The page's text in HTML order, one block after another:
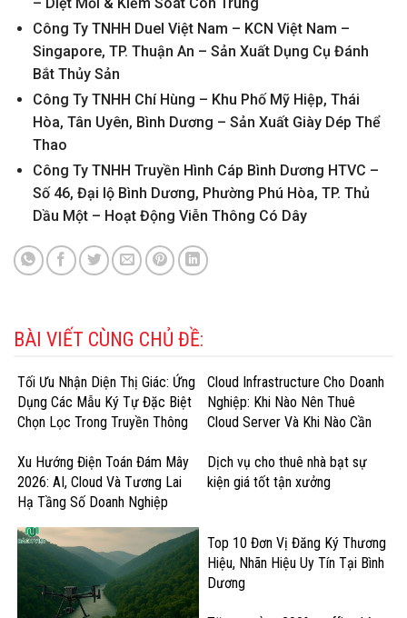
Công Ty TNHH Duel Việt Nam – KCN Việt Nam –
Singapore, TP. Thuận An – Sản Xuất Dụng Cụ Đánh
Bắt Thủy Sản
Công Ty TNHH Chí Hùng – Khu Phố Mỹ Hiệp, Thái
Hòa, Tân Uyên, Bình Dương – Sản Xuất Giày Dép Thể
Thao
Công Ty TNHH Truyền Hình Cáp Bình Dương HTVC –
Số 46, Đại lộ Bình Dương, Phường Phú Hòa, TP. Thủ
Dầu Một – Hoạt Động Viễn Thông Có Dây
BÀI VIẾT CÙNG CHỦ ĐỀ:
Tối Ưu Nhận Diện Thị Giác: Ứng
Dụng Các Mẫu Ký Tự Đặc Biệt
Chọn Lọc Trong Truyền Thông
Cloud Infrastructure Cho Doanh
Nghiệp: Khi Nào Nên Thuê
Cloud Server Và Khi Nào Cần
Xu Hướng Điện Toán Đám Mây
2026: AI, Cloud Và Tương Lai
Hạ Tầng Số Doanh Nghiệp
Dịch vụ cho thuê nhà bạt sự
kiện giá tốt tận xưởng
Top 10 Đơn Vị Đăng Ký Thương
Hiệu, Nhãn Hiệu Uy Tín Tại Bình
Dương